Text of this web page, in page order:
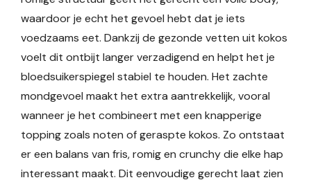
waardoor je echt het gevoel hebt dat je iets
voedzaams eet. Dankzij de gezonde vetten uit kokos
voelt dit ontbijt langer verzadigend en helpt het je
bloedsuikerspiegel stabiel te houden. Het zachte
mondgevoel maakt het extra aantrekkelijk, vooral
wanneer je het combineert met een knapperige
topping zoals noten of geraspte kokos. Zo ontstaat
er een balans van fris, romig en crunchy die elke hap
interessant maakt. Dit eenvoudige gerecht laat zien